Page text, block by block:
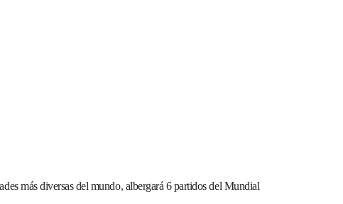
más diversas del mundo, albergará 6 partidos del Mundial